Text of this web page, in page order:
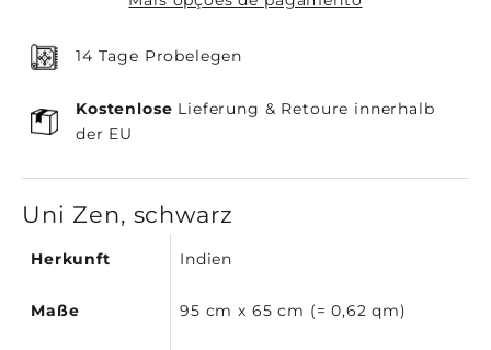
14 Tage Probelegen
Kostenlose Lieferung & Retoure innerhalb
der EU
Uni Zen, schwarz
Herkunft Indien
Maße 95 cm x 65 cm (= 0,62 qm)